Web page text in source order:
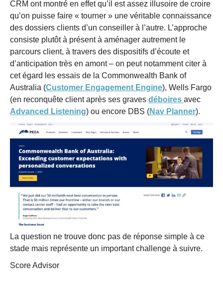
CRM ont montré en effet qu’il est assez illusoire de croire
qu’on puisse faire « tourner » une véritable connaissance
des dossiers clients d’un conseiller à l’autre. L’approche
consiste plutôt à présent à aménager autrement le
parcours client, à travers des dispositifs d’écoute et
d’anticipation très en amont – on peut notamment citer à
cet égard les essais de la Commonwealth Bank of
Australia (Customer Engagement Engine), Wells Fargo
(en reconquête client après ses graves déboires avec
Advanced Listening) ou encore DBS (Nav Planner).
La question ne trouve donc pas de réponse simple à ce
stade mais représente un important challenge à suivre.
Score Advisor